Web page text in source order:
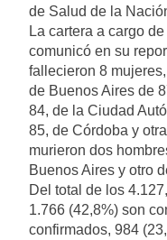
de Salud de la
La cartera a cargo
comunicó en su
fallecieron 8
de Buenos Aires de
84, de la Ciudad
85, de Córdoba y
murieron dos
Buenos Aires y otro
Del total de los
1.766 (42,8%) son
confirmados, 984